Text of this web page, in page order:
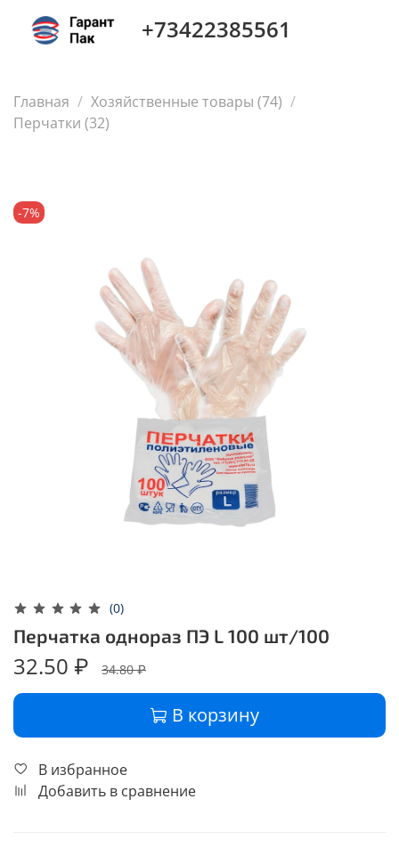
+73422385561
Главная
Хозяйственные товары (74)
Перчатки (32)
-7%
(0)
Перчатка однораз ПЭ L 100 шт/100
32.50 ₽ 34.80 ₽
В корзину
В избранное
Добавить в сравнение